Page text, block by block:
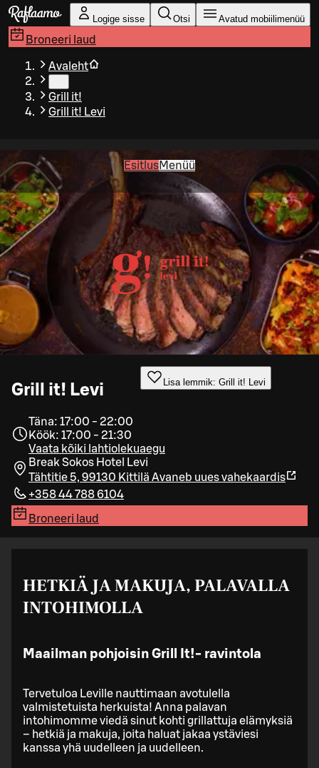
Liigu peamise sisu juurde
Logige sisse Otsi Avatud mobiilimenüü
Broneeri laud
Avaleht
Grill it!
Grill it! Levi
EsitlusMenüü
Grill it! Levi Lisa lemmik: Grill it! Levi
Täna: 17:00 - 22:00
Köök: 17:00 - 21:30
Vaata kõiki lahtiolekuaegu
Break Sokos Hotel Levi
Tähtitie 5, 99130 Kittilä Avaneb uues vahekaardis
+358 44 788 6104
Broneeri laud
HETKIÄ JA MAKUJA, PALAVALLA
INTOHIMOLLA
Maailman pohjoisin Grill It!- ravintola
Tervetuloa Leville nauttimaan avotulella
valmistetuista herkuista! Anna palavan
intohimomme viedä sinut kohti grillattuja elämyksiä
– hetkiä ja makuja, joita haluat jakaa ystäviesi
kanssa yhä uudelleen ja uudelleen.